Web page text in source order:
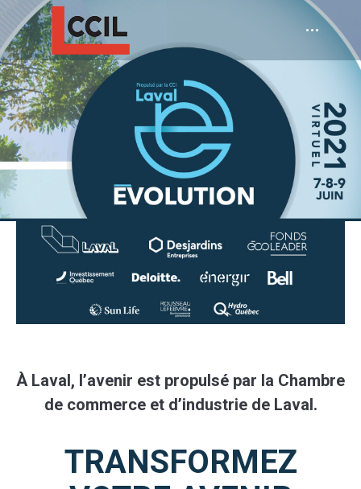
À Laval, l’avenir est propulsé par la Chambre
de commerce et d’industrie de Laval.
TRANSFORMEZ